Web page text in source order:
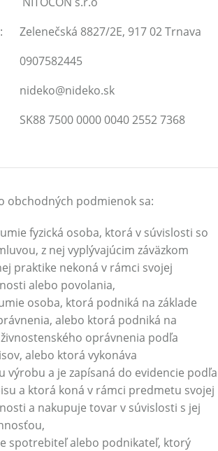
Zelenečská 8827/2E, 917 02 Trnava
0907582445
nideko@nideko.sk
SK88 7500 0000 0040 2552 7368
obchodných podmienok sa:
fyzická osoba, ktorá v súvislosti so
z nej vyplývajúcim záväzkom
praktike nekoná v rámci svojej
alebo povolania,
osoba, ktorá podniká na základe
alebo ktorá podniká na
oprávnenia podľa
alebo ktorá vykonáva
výrobu a je zapísaná do evidencie podľa
a ktorá koná v rámci predmetu svojej
a nakupuje tovar v súvislosti s jej
spotrebiteľ alebo podnikateľ, ktorý